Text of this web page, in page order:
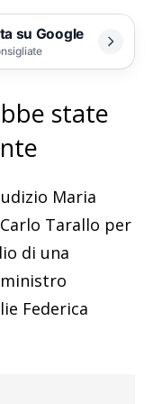
su Google
state
Maria
Tarallo per
di una
Federica